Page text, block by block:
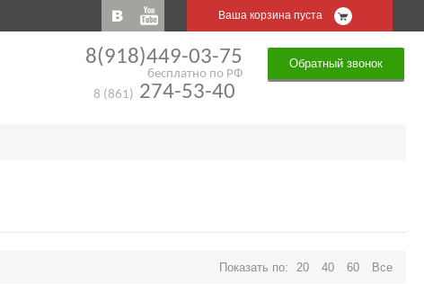
Ваша корзина пуста
8(918)449-03-75
бесплатно по РФ
8 (861) 274-53-40
Обратный звонок
Показать по: 20 40 60 Все